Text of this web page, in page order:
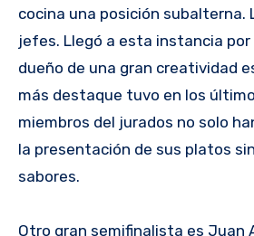
cocina una posición subalterna.
jefes. Llegó a esta instancia
dueño de una gran creatividad
más destaque tuvo en los
miembros del jurados no solo
la presentación de sus platos
sabores.
Otro gran semifinalista es Juan